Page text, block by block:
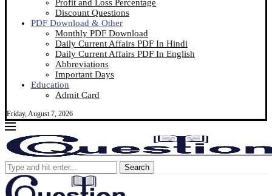
Profit and Loss Percentage
Discount Questions
PDF Download & Other
Monthly PDF Download
Daily Current Affairs PDF In Hindi
Daily Current Affairs PDF In English
Abbreviations
Important Days
Education
Admit Card
Friday, August 7, 2026
Search